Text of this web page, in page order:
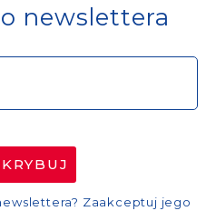
newslettera
Zaakceptuj jego